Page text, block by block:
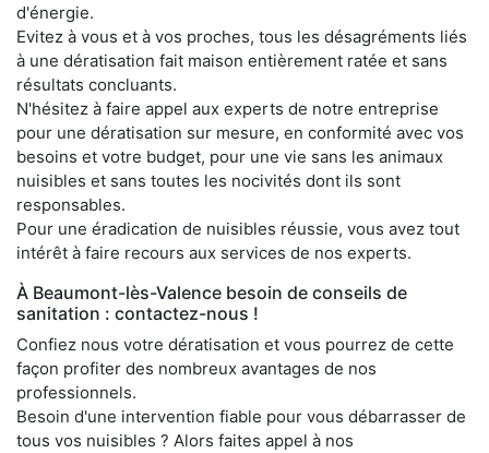
d'énergie.
Evitez à vous et à vos proches, tous les désagréments liés
à une dératisation fait maison entièrement ratée et sans
résultats concluants.
N'hésitez à faire appel aux experts de notre entreprise
pour une dératisation sur mesure, en conformité avec vos
besoins et votre budget, pour une vie sans les animaux
nuisibles et sans toutes les nocivités dont ils sont
responsables.
Pour une éradication de nuisibles réussie, vous avez tout
intérêt à faire recours aux services de nos experts.
À Beaumont-lès-Valence besoin de conseils de
sanitation : contactez-nous !
Confiez nous votre dératisation et vous pourrez de cette
façon profiter des nombreux avantages de nos
professionnels.
Besoin d'une intervention fiable pour vous débarrasser de
tous vos nuisibles ? Alors faites appel à nos